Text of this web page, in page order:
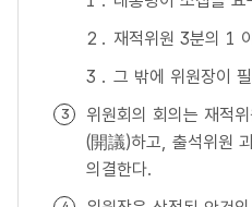
재적위원 3분의 1
그 밖에 위원장이
위원회의 회의는 재적
(開議)하고, 출석위원
의결한다.